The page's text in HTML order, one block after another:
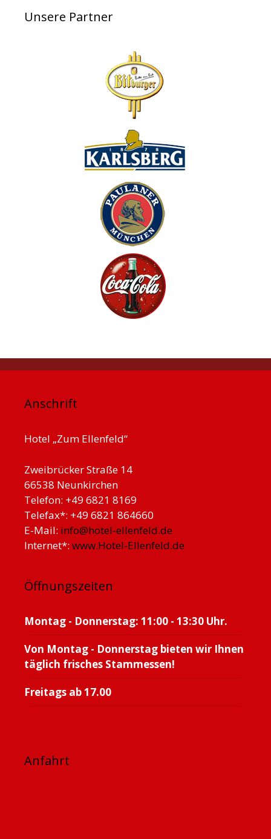
Unsere Partner
Anschrift
Hotel „Zum Ellenfeld“
Zweibrücker Straße 14
66538 Neunkirchen
Telefon: +49 6821 8169
Telefax*: +49 6821 864660
E-Mail: info@hotel-ellenfeld.de
Internet*: www.Hotel-Ellenfeld.de
Öffnungszeiten
Montag - Donnerstag: 11:00 - 13:30 Uhr.
Von Montag - Donnerstag bieten wir Ihnen
täglich frisches Stammessen!
Freitags ab 17.00
Anfahrt